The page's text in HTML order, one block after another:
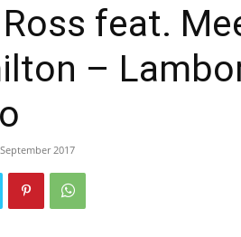
feat.
–
2017